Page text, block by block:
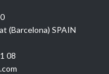
(Barcelona) SPAIN
08